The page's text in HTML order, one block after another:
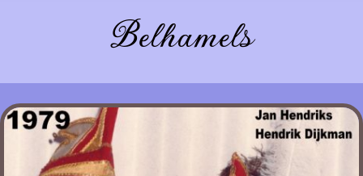
Belhamels